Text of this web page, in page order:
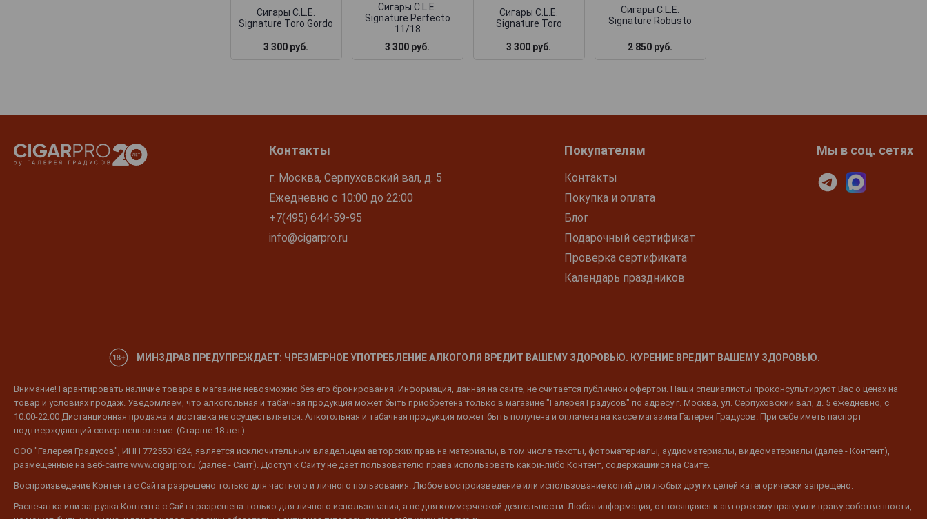
Сигары C.L.E.
Signature Toro Gordo
3 300 руб.
Сигары C.L.E.
Signature Perfecto
11/18
3 300 руб.
Сигары C.L.E.
Signature Toro
3 300 руб.
Сигары C.L.E.
Signature Robusto
2 850 руб.
Контакты
г. Москва, Серпуховский вал, д. 5
Ежедневно с 10:00 до 22:00
+7(495) 644-59-95
info@cigarpro.ru
Покупателям
Контакты
Покупка и оплата
Блог
Подарочный сертификат
Проверка сертификата
Календарь праздников
Мы в соц. сетях
МИНЗДРАВ ПРЕДУПРЕЖДАЕТ: ЧРЕЗМЕРНОЕ УПОТРЕБЛЕНИЕ АЛКОГОЛЯ ВРЕДИТ ВАШЕМУ ЗДОРОВЬЮ. КУРЕНИЕ ВРЕДИТ ВАШЕМУ ЗДОРОВЬЮ.
Внимание! Гарантировать наличие товара в магазине невозможно без его бронирования. Информация, данная на сайте, не считается публичной офертой. Наши специалисты проконсультируют Вас о ценах на
товар и условиях продаж. Уведомляем, что алкогольная и табачная продукция может быть приобретена только в магазине "Галерея Градусов" по адресу г. Москва, ул. Серпуховский вал, д. 5 ежедневно, с
10:00-22:00 Дистанционная продажа и доставка не осуществляется. Алкогольная и табачная продукция может быть получена и оплачена на кассе магазина Галерея Градусов. При себе иметь паспорт
подтверждающий совершеннолетие. (Старше 18 лет)
ООО "Галерея Градусов", ИНН 7725501624, является исключительным владельцем авторских прав на материалы, в том числе тексты, фотоматериалы, аудиоматериалы, видеоматериалы (далее - Контент),
размещенные на веб-сайте www.cigarpro.ru (далее - Сайт). Доступ к Сайту не дает пользователю права использовать какой-либо Контент, содержащийся на Сайте.
Воспроизведение Контента с Сайта разрешено только для частного и личного пользования. Любое воспроизведение или использование копий для любых других целей категорически запрещено.
Распечатка или загрузка Контента с Сайта разрешена только для личного использования, а не для коммерческой деятельности. Любая информация, относящаяся к авторскому праву или праву собственности,